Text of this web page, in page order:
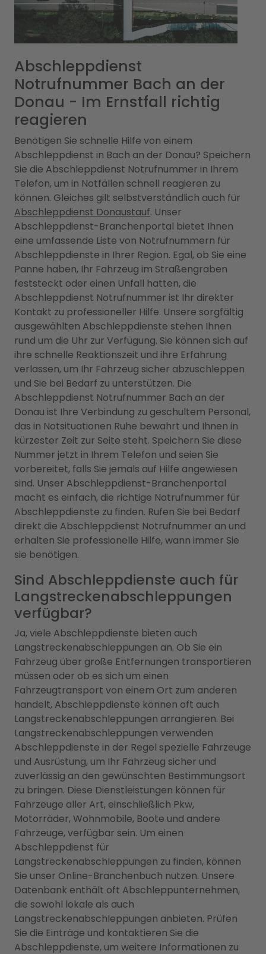
Abschleppdienst
Notrufnummer Bach an der
Donau - Im Ernstfall richtig
reagieren
Benötigen Sie schnelle Hilfe von einem
Abschleppdienst in Bach an der Donau? Speichern
Sie die Abschleppdienst Notrufnummer in Ihrem
Telefon, um in Notfällen schnell reagieren zu
können. Gleiches gilt selbstverständlich auch für
Abschleppdienst Donaustauf. Unser
Abschleppdienst-Branchenportal bietet Ihnen
eine umfassende Liste von Notrufnummern für
Abschleppdienste in Ihrer Region. Egal, ob Sie eine
Panne haben, Ihr Fahrzeug im Straßengraben
feststeckt oder einen Unfall hatten, die
Abschleppdienst Notrufnummer ist Ihr direkter
Kontakt zu professioneller Hilfe. Unsere sorgfältig
ausgewählten Abschleppdienste stehen Ihnen
rund um die Uhr zur Verfügung. Sie können sich auf
ihre schnelle Reaktionszeit und ihre Erfahrung
verlassen, um Ihr Fahrzeug sicher abzuschleppen
und Sie bei Bedarf zu unterstützen. Die
Abschleppdienst Notrufnummer Bach an der
Donau ist Ihre Verbindung zu geschultem Personal,
das in Notsituationen Ruhe bewahrt und Ihnen in
kürzester Zeit zur Seite steht. Speichern Sie diese
Nummer jetzt in Ihrem Telefon und seien Sie
vorbereitet, falls Sie jemals auf Hilfe angewiesen
sind. Unser Abschleppdienst-Branchenportal
macht es einfach, die richtige Notrufnummer für
Abschleppdienste zu finden. Rufen Sie bei Bedarf
direkt die Abschleppdienst Notrufnummer an und
erhalten Sie professionelle Hilfe, wann immer Sie
sie benötigen.
Sind Abschleppdienste auch für
Langstreckenabschleppungen
verfügbar?
Ja, viele Abschleppdienste bieten auch
Langstreckenabschleppungen an. Ob Sie ein
Fahrzeug über große Entfernungen transportieren
müssen oder ob es sich um einen
Fahrzeugtransport von einem Ort zum anderen
handelt, Abschleppdienste können oft auch
Langstreckenabschleppungen arrangieren. Bei
Langstreckenabschleppungen verwenden
Abschleppdienste in der Regel spezielle Fahrzeuge
und Ausrüstung, um Ihr Fahrzeug sicher und
zuverlässig an den gewünschten Bestimmungsort
zu bringen. Diese Dienstleistungen können für
Fahrzeuge aller Art, einschließlich Pkw,
Motorräder, Wohnmobile, Boote und andere
Fahrzeuge, verfügbar sein. Um einen
Abschleppdienst für
Langstreckenabschleppungen zu finden, können
Sie unser Online-Branchenbuch nutzen. Unsere
Datenbank enthält oft Abschleppunternehmen,
die sowohl lokale als auch
Langstreckenabschleppungen anbieten. Prüfen
Sie die Einträge und kontaktieren Sie die
Abschleppdienste, um weitere Informationen zu